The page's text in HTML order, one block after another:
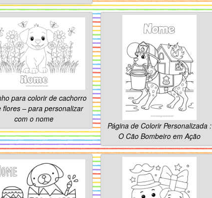
para colorir de cachorro
flores – para personalizar
com o nome
Página de Colorir Personalizada :
O Cão Bombeiro em Ação